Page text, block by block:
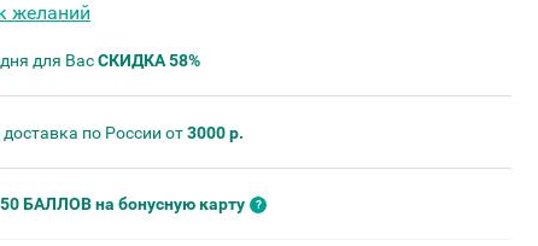
желаний
для ВасСКИДКА 58%
по России от3000 р.
БАЛЛОВ на бонусную карту